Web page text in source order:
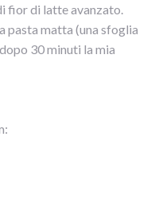
fior di latte avanzato.
pasta matta (una sfoglia
30 minuti la mia